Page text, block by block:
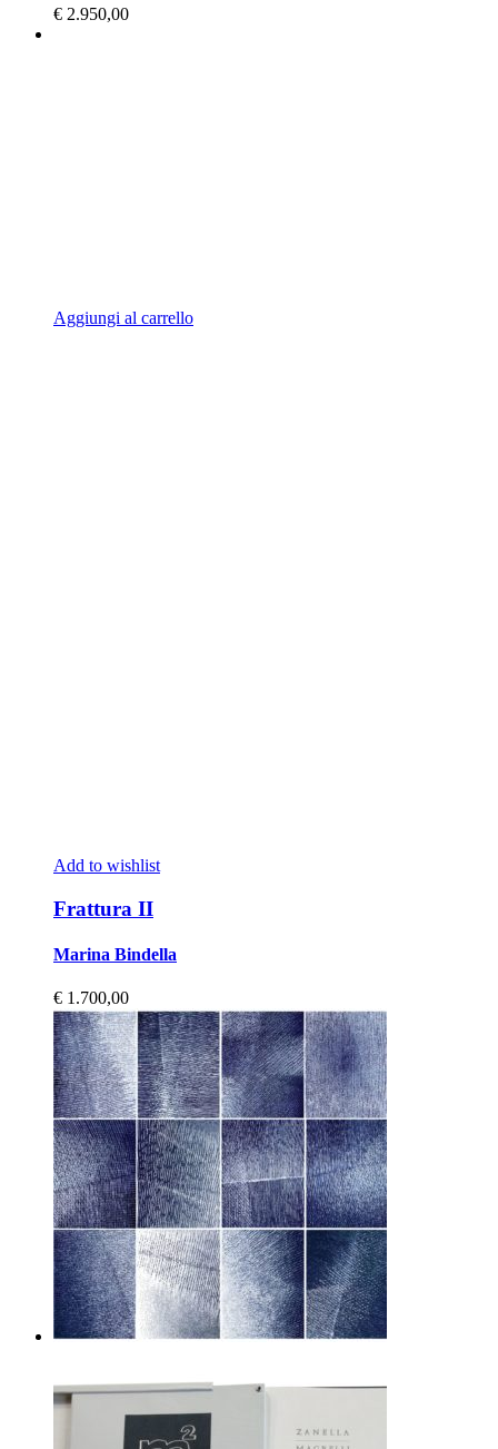
€ 2.950,00
Aggiungi al carrello
Add to wishlist
Frattura II
Marina Bindella
€ 1.700,00